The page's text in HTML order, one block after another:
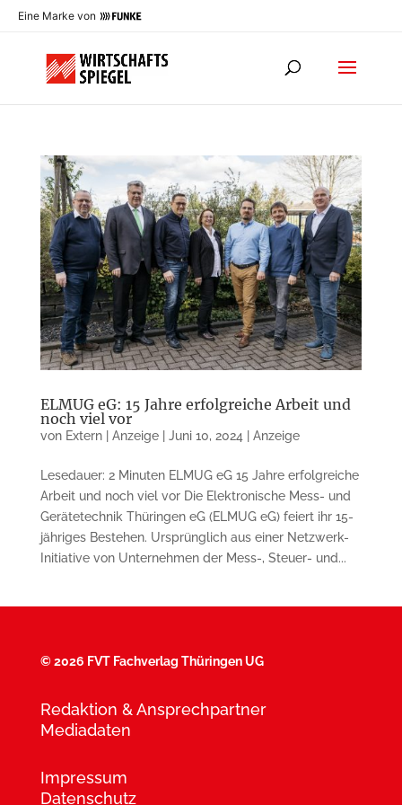
Eine Marke von
ELMUG eG: 15 Jahre erfolgreiche Arbeit und
noch viel vor
von Extern | Anzeige| Juni 10, 2024 Anzeige
Lesedauer: 2 Minuten ELMUG eG 15 Jahre erfolgreiche
Arbeit und noch viel vor Die Elektronische Mess- und
Gerätetechnik Thüringen eG (ELMUG eG) feiert ihr 15-
jähriges Bestehen. Ursprünglich aus einer Netzwerk-
Initiative von Unternehmen der Mess-, Steuer- und...
©2026 FVT Fachverlag Thüringen UG
Redaktion & Ansprechpartner
Mediadaten
Impressum
Datenschutz